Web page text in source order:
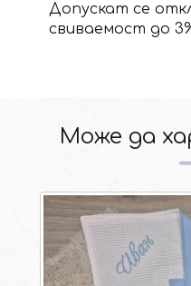
Допускат се
свиваемост до
Може да